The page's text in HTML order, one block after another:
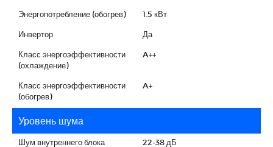
Энергопотребление (обогрев) 1.5 кВт
Инвертор Да
Класс энергоэффективности
(охлаждение)
A++
Класс энергоэффективности
(обогрев)
A+
Уровень шума
Шум внутреннего блока 22-38 дБ